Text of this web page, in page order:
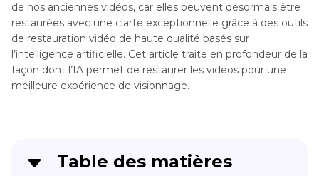
de nos anciennes vidéos, car elles peuvent désormais être
restaurées avec une clarté exceptionnelle grâce à des outils
de restauration vidéo de haute qualité basés sur
l’intelligence artificielle. Cet article traite en profondeur de la
façon dont l’IA permet de restaurer les vidéos pour une
meilleure expérience de visionnage.
Table des matières